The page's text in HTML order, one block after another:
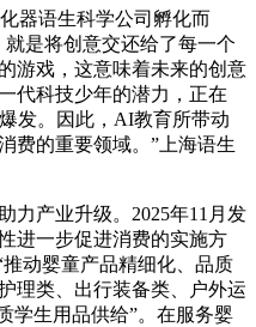
语生科学公司孵化而
是将创意交还给了每一个
游戏，这意味着未来的创意
代科技少年的潜力，正在
发。因此，AI教育所带动
费的重要领域。”上海语生
产业升级。2025年11月发
进一步促进消费的实施方
动婴童产品精细化、品质
理类、出行装备类、户外运
学生用品供给”。在服务婴